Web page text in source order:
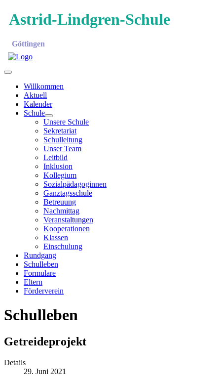
Astrid-Lindgren-Schule
Göttingen
Willkommen
Aktuell
Kalender
Schule
Unsere Schule
Sekretariat
Schulleitung
Unser Team
Leitbild
Inklusion
Kollegium
Sozialpädagoginnen
Ganztagsschule
Betreuung
Nachmittag
Veranstaltungen
Kooperationen
Klassen
Einschulung
Rundgang
Schulleben
Formulare
Eltern
Förderverein
Schulleben
Getreideprojekt
Details
29. Juni 2021